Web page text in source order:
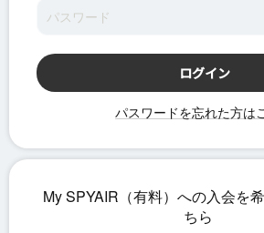
パスワードを忘れた方は